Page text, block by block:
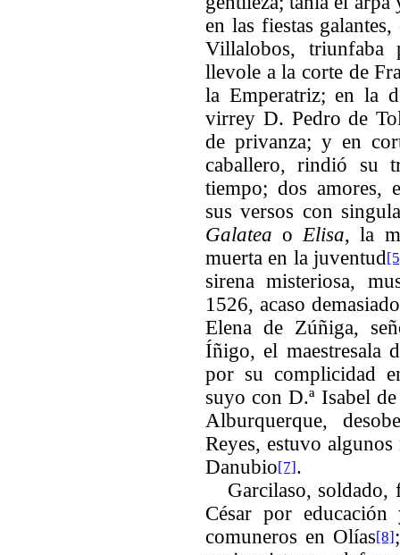
en las fiestas
Villalobos,
llevole a la corte de
la Emperatriz; en la
virrey D. Pedro de
de privanza; y en
caballero, rindió su
tiempo; dos amores,
sus versos con
Galatea oElisa, la
muerta en la juventud
sirena misteriosa,
1526, acaso
Elena de Zúñiga,
Íñigo, el maestresala
por su complicidad
suyo con D.ª Isabel
Alburquerque,
Reyes, estuvo
Danubio[7] .
Garcilaso, soldado,
César por
comuneros en Olías[8]